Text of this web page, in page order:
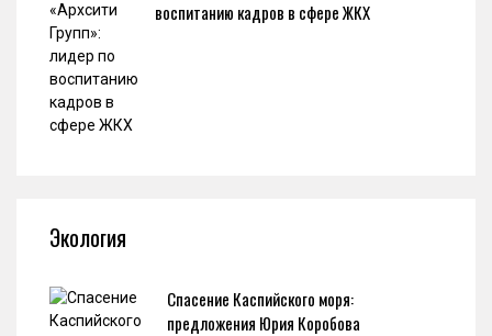
воспитанию кадров в сфере ЖКХ
Экология
Спасение Каспийского моря:
предложения Юрия Коробова